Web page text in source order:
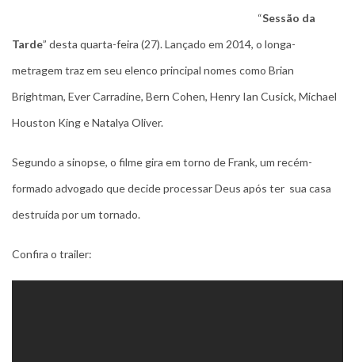
“Sessão da
Tarde” desta quarta-feira (27). Lançado em 2014, o longa-
metragem traz em seu elenco principal nomes como Brian
Brightman, Ever Carradine, Bern Cohen, Henry Ian Cusick, Michael
Houston King e Natalya Oliver.
Segundo a sinopse, o filme gira em torno de Frank, um recém-
formado advogado que decide processar Deus após ter sua casa
destruída por um tornado.
Confira o trailer: